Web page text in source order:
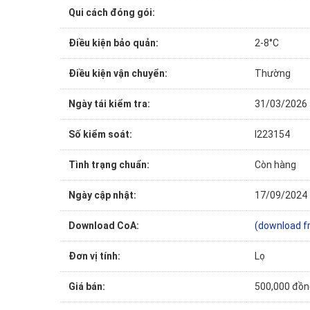
Qui cách đóng gói:
Điều kiện bảo quản: 2-8°C
Điều kiện vận chuyển: Thường
Ngày tái kiểm tra: 31/03/2026
Số kiểm soát: I223154
Tình trạng chuẩn: Còn hàng
Ngày cập nhật: 17/09/2024
Download CoA: (download
Đơn vị tính: Lọ
Giá bán: 500,000